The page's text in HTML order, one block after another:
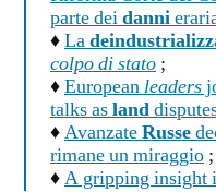
parte deidanni
♦La
colpo di stato ;
♦European leaders
talks asland
♦AvanzateRusse
rimane un miraggio ;
♦A gripping insight